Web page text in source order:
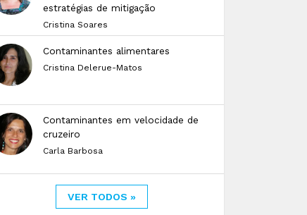
estratégias de mitigação
Cristina Soares
Contaminantes alimentares
Cristina Delerue-Matos
Contaminantes em velocidade de
cruzeiro
Carla Barbosa
VER TODOS »